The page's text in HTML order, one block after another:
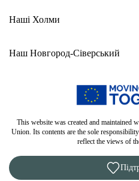
Наші Холми
Наш Новгород-Сіверський
This website was created and maintained
Union. Its contents are the sole
reflect the views of